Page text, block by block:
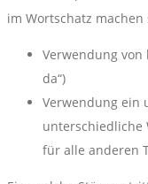
im Wortschatz
Verwendung von
da“)
Verwendung ein
unterschiedliche
für alle anderen